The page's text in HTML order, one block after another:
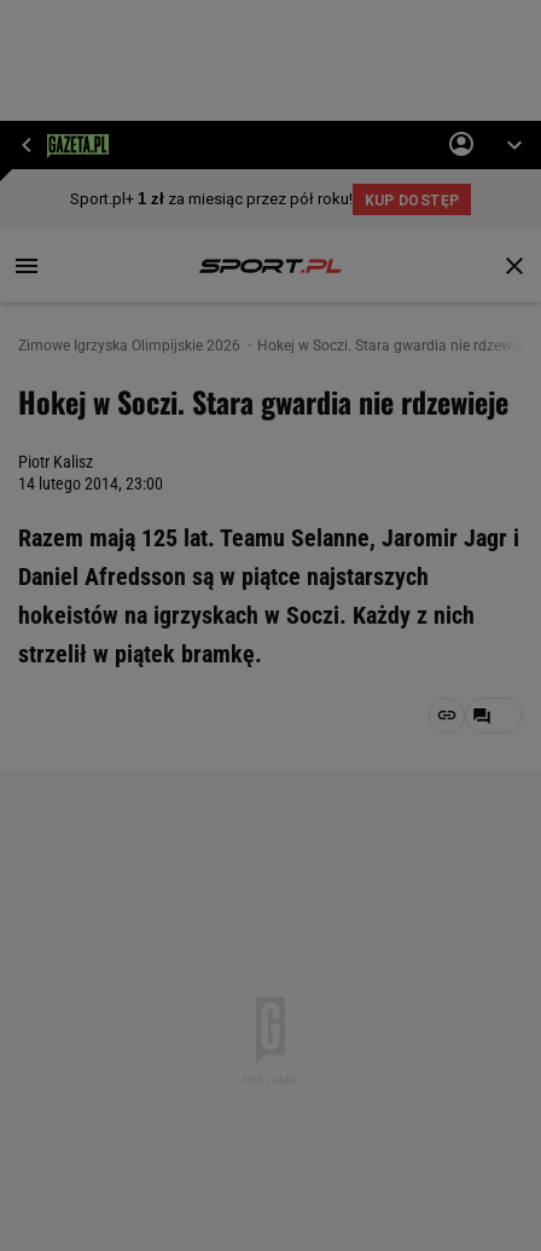
Zimowe Igrzyska Olimpijskie 2026 Hokej w Soczi. Stara gwardia nie rdzewieje
Hokej w Soczi. Stara gwardia nie rdzewieje
Piotr Kalisz
14 lutego 2014, 23:00
Razem mają 125 lat. Teamu Selanne, Jaromir Jagr i
Daniel Afredsson są w piątce najstarszych
hokeistów na igrzyskach w Soczi. Każdy z nich
strzelił w piątek bramkę.